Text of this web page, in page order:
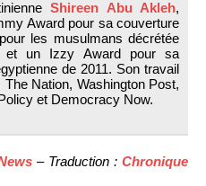
Shireen Abu Akleh,
Award pour sa couverture
les musulmans décrétée
et un Izzy Award pour sa
de 2011. Son travail
Nation, Washington Post,
et Democracy Now.
– Traduction :Chronique